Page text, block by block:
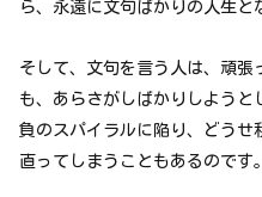
ら、永遠に文句ばかりの人生と
そして、文句を言う人は、頑張
も、あらさがしばかりしようと
負のスパイラルに陥り、どうせ
直ってしまうこともあるのです。